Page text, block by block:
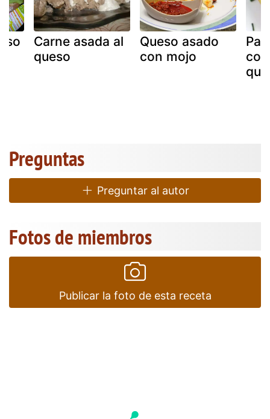
Carne asada al
queso
Queso asado
con mojo
Preguntas
Preguntar al autor
Fotos de miembros
Publicar la foto de esta receta